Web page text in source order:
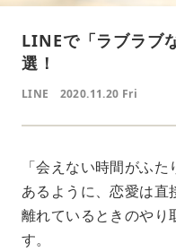
LINEで「ラブラブ
選！
LINE 2020.11.20 Fri
「会えない時間がふ
あるように、恋愛は直
離れているときのやり
す。